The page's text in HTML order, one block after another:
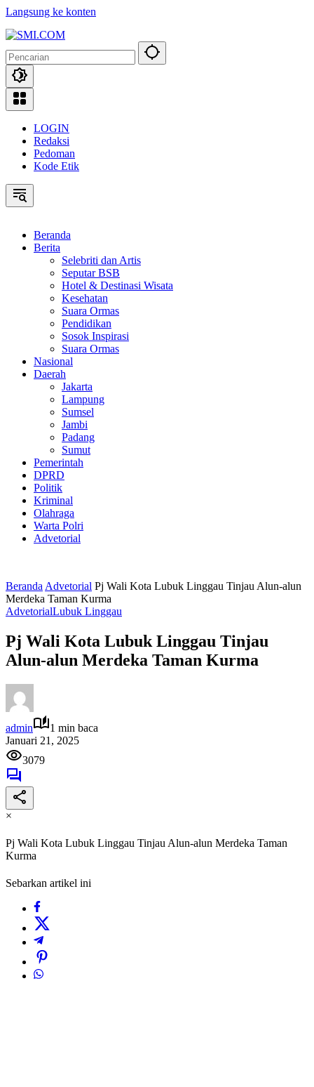
Langsung ke konten
LOGIN
Redaksi
Pedoman
Kode Etik
Beranda
Berita
Selebriti dan Artis
Seputar BSB
Hotel & Destinasi Wisata
Kesehatan
Suara Ormas
Pendidikan
Sosok Inspirasi
Suara Ormas
Nasional
Daerah
Jakarta
Lampung
Sumsel
Jambi
Padang
Sumut
Pemerintah
DPRD
Politik
Kriminal
Olahraga
Warta Polri
Advetorial
Beranda Advetorial Pj Wali Kota Lubuk Linggau Tinjau Alun-alun
Merdeka Taman Kurma
AdvetorialLubuk Linggau
Pj Wali Kota Lubuk Linggau Tinjau
Alun-alun Merdeka Taman Kurma
admin
1 min baca
Januari 21, 2025
3079
×
Pj Wali Kota Lubuk Linggau Tinjau Alun-alun Merdeka Taman
Kurma
Sebarkan artikel ini